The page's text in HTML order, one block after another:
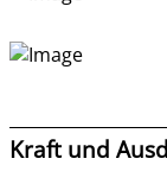
Kraft und